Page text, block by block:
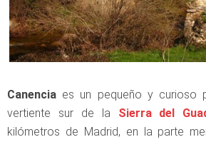
Canencia es un pequeño y curioso
vertiente sur de la Sierra del
kilómetros de Madrid, en la parte